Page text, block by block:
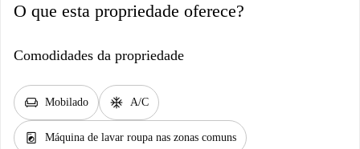
O que esta propriedade oferece?
Comodidades da propriedade
chair Mobilado ac_unit A/C
local_laundry_service Máquina de lavar roupa nas zonas comuns